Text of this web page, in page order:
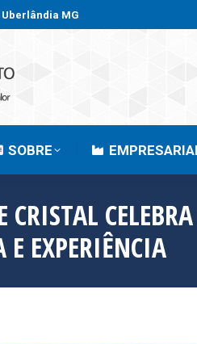
MG
SOBRE
CRISTAL
E EXPERIÊNCIA